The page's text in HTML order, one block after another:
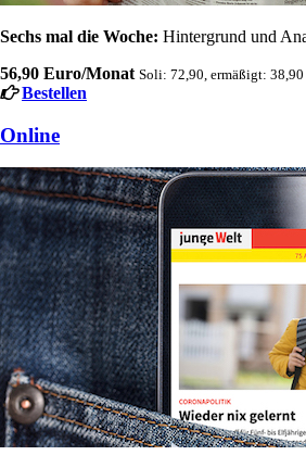
Sechs mal die Woche: Hintergrund und
56,90 Euro/Monat Soli: 72,90, ermäßigt: 38,90
Bestellen
Online